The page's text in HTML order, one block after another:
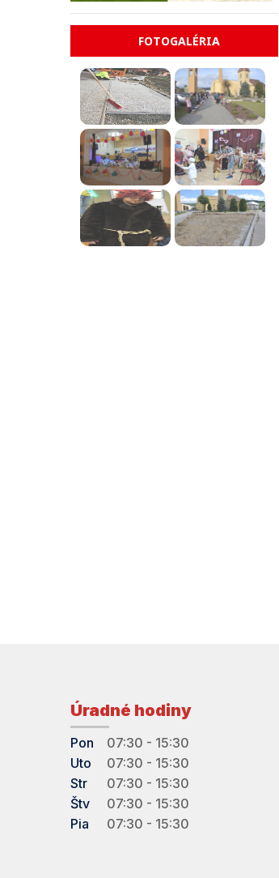
FOTOGALÉRIA
Úradné hodiny
Pon
07:30 - 15:30
Uto
07:30 - 15:30
Str
07:30 - 15:30
Štv
07:30 - 15:30
Pia
07:30 - 15:30